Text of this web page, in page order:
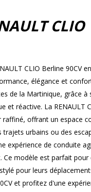
CLIO
CLIO Berline 90CV
élégance et
de la Martinique, grâce
et réactive. La RENAULT
offrant un espace
urbains ou des
expérience de conduite
modèle est parfait pour
pour leurs
et profitez d'une